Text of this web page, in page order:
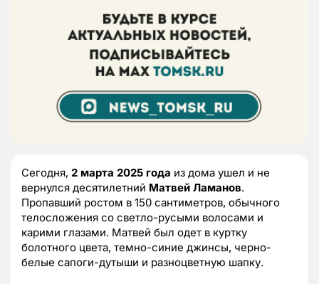
Сегодня, 2 марта 2025 года из дома ушел и не
вернулся десятилетний Матвей Ламанов.
Пропавший ростом в 150 сантиметров, обычного
телосложения со светло-русыми волосами и
карими глазами. Матвей был одет в куртку
болотного цвета, темно-синие джинсы, черно-
белые сапоги-дутыши и разноцветную шапку.